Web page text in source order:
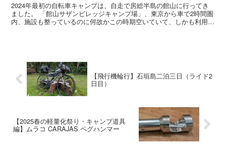
2024年最初の自転車キャンプは、自走で房総半島の館山に行ってき
ました。 「館山サザンビレッジキャンプ場」、東京から車で2時間圏
内、施設も整っているのに何故かこの時期空いていて、しかも利用料
【飛行機輪行】石垣島二泊三日（ライド2
日目）
【2025春の軽量化祭り・キャンプ道具
編】ムラコ CARAJAS ペグハンマー